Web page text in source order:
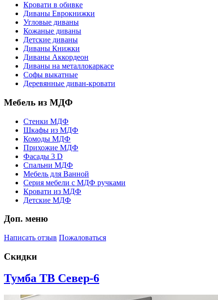
Кровати в обивке
Диваны Еврокнижки
Угловые диваны
Кожаные диваны
Детские диваны
Диваны Книжки
Диваны Аккордеон
Диваны на металлокаркасе
Софы выкатные
Деревянные диван-кровати
Мебель из МДФ
Стенки МДФ
Шкафы из МДФ
Комоды МДФ
Прихожие МДФ
Фасады 3 D
Спальни МДФ
Мебель для Ванной
Серия мебели с МДФ ручками
Кровати из МДФ
Детские МДФ
Доп. меню
Написать отзыв Пожаловаться
Скидки
Тумба ТВ Север-6